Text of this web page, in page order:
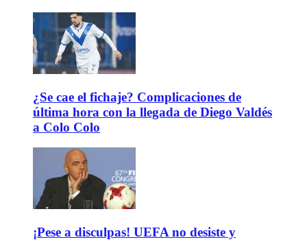
¿Se cae el fichaje? Complicaciones de
última hora con la llegada de Diego Valdés
a Colo Colo
¡Pese a disculpas! UEFA no desiste y